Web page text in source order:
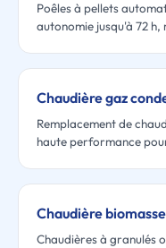
Poêles à pellets
autonomie jusqu'à 72
Chaudière gaz
Remplacement de
haute performance
Chaudière biomasse
Chaudières à granulés